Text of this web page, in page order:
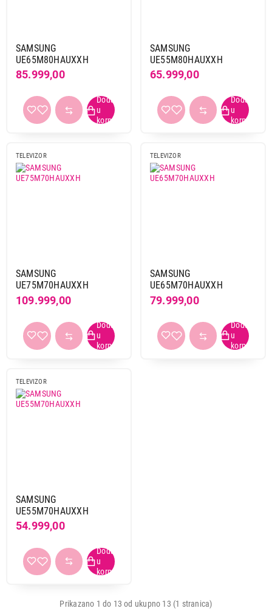
SAMSUNG
UE65M80HAUXXH
85.999,00
SAMSUNG
UE55M80HAUXXH
65.999,00
TELEVIZOR
SAMSUNG
UE75M70HAUXXH
109.999,00
TELEVIZOR
SAMSUNG
UE65M70HAUXXH
79.999,00
TELEVIZOR
SAMSUNG
UE55M70HAUXXH
54.999,00
Prikazano 1 do 13 od ukupno 13 (1 stranica)
199.999,00
SAMSUNG MRE65R85HAUXXH
Proizvod je dodat u korpu.